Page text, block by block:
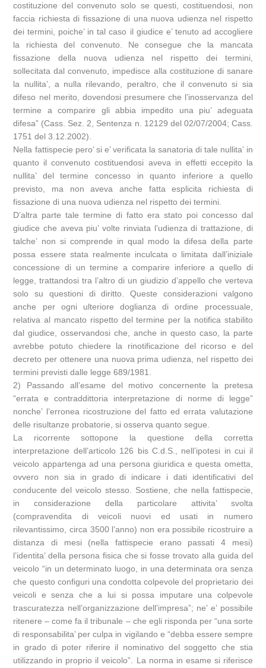
costituzione del convenuto solo se questi, costituendosi, non
faccia richiesta di fissazione di una nuova udienza nel rispetto
dei termini, poiche’ in tal caso il giudice e’ tenuto ad accogliere
la richiesta del convenuto. Ne consegue che la mancata
fissazione della nuova udienza nel rispetto dei termini,
sollecitata dal convenuto, impedisce alla costituzione di sanare
la nullita’, a nulla rilevando, peraltro, che il convenuto si sia
difeso nel merito, dovendosi presumere che l’inosservanza del
termine a comparire gli abbia impedito una piu’ adeguata
difesa” (Cass. Sez. 2, Sentenza n. 12129 del 02/07/2004; Cass.
1751 del 3.12.2002).
Nella fattispecie pero’ si e’ verificata la sanatoria di tale nullita’ in
quanto il convenuto costituendosi aveva in effetti eccepito la
nullita’ del termine concesso in quanto inferiore a quello
previsto, ma non aveva anche fatta esplicita richiesta di
fissazione di una nuova udienza nel rispetto dei termini.
D’altra parte tale termine di fatto era stato poi concesso dal
giudice che aveva piu’ volte rinviata l’udienza di trattazione, di
talche’ non si comprende in qual modo la difesa della parte
possa essere stata realmente inculcata o limitata dall’iniziale
concessione di un termine a comparire inferiore a quello di
legge, trattandosi tra l’altro di un giudizio d’appello che verteva
solo su questioni di diritto. Queste considerazioni valgono
anche per ogni ulteriore doglianza di ordine processuale,
relativa al mancato rispetto del termine per la notifica stabilito
dal giudice, osservandosi che, anche in questo caso, la parte
avrebbe potuto chiedere la rinotificazione del ricorso e del
decreto per ottenere una nuova prima udienza, nel rispetto dei
termini previsti dalle legge 689/1981.
2) Passando all’esame del motivo concernente la pretesa
“errata e contraddittoria interpretazione di norme di legge”
nonche’ l’erronea ricostruzione del fatto ed errata valutazione
delle risultanze probatorie, si osserva quanto segue.
La ricorrente sottopone la questione della corretta
interpretazione dell’articolo 126 bis C.d.S., nell’ipotesi in cui il
veicolo appartenga ad una persona giuridica e questa ometta,
ovvero non sia in grado di indicare i dati identificativi del
conducente del veicolo stesso. Sostiene, che nella fattispecie,
in considerazione della particolare attivita’ svolta
(compravendita di veicoli nuovi ed usati in numero
rilevantissimo, circa 3500 l’anno) non era possibile ricostruire a
distanza di mesi (nella fattispecie erano passati 4 mesi)
l’identita’ della persona fisica che si fosse trovato alla guida del
veicolo “in un determinato luogo, in una determinata ora senza
che questo configuri una condotta colpevole del proprietario dei
veicoli e senza che a lui si possa imputare una colpevole
trascuratezza nell’organizzazione dell’impresa”; ne’ e’ possibile
ritenere – come fa il tribunale – che egli risponda per “una sorte
di responsabilita’ per culpa in vigilando e “debba essere sempre
in grado di poter riferire il nominativo del soggetto che stia
utilizzando in proprio il veicolo”. La norma in esame si riferisce